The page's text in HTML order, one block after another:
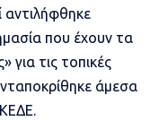
αντιλήφθηκε
που έχουν τα
τις τοπικές
άμεσα